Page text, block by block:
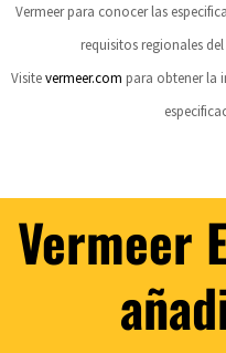
Vermeer para conocer las
requisitos regionales
Visitevermeer.com para obtener la
Vermeer